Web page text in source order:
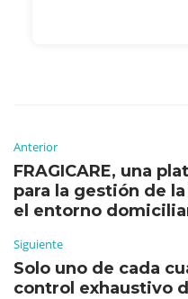
Anterior
FRAGICARE, una
para la gestión de
el entorno
Siguiente
Solo uno de cada
control exhaustivo